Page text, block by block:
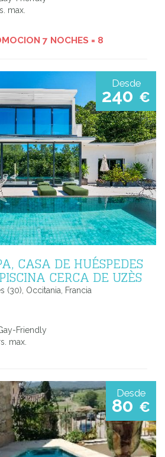
max.
7 NOCHES = 8
Desde
240 €
CASA DE HUÉSPEDES
CERCA DE UZÈS
(30), Occitania, Francia
Friendly
max.
Desde
80 €